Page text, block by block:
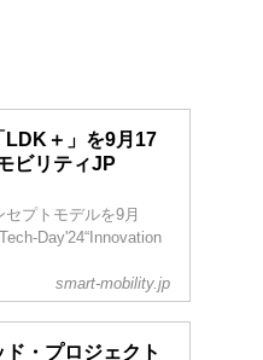
LDK＋」を9月17
ビリティJP
プトモデルを9月
Day'24“Innovation
smart-mobility.jp
・プロジェクト